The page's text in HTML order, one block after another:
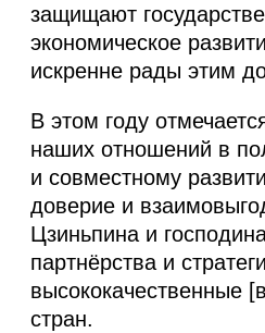
защищают
экономическое
искренне рады этим
В этом году
наших отношений в
и совместному
доверие и
Цзиньпина и
партнёрства и
высококачественные
стран.